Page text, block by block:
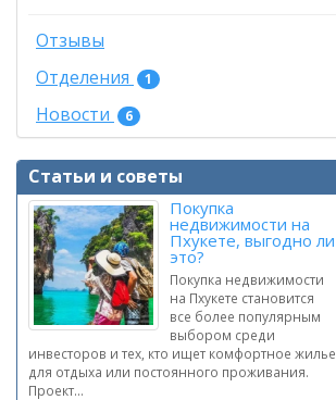
Отзывы
Отделения
1
Новости 6
Статьи и советы
Покупка
недвижимости на
Пхукете, выгодно ли
это?
Покупка недвижимости
на Пхукете становится
все более популярным
выбором среди
инвесторов и тех, кто ищет комфортное жилье
для отдыха или постоянного проживания.
Проект...